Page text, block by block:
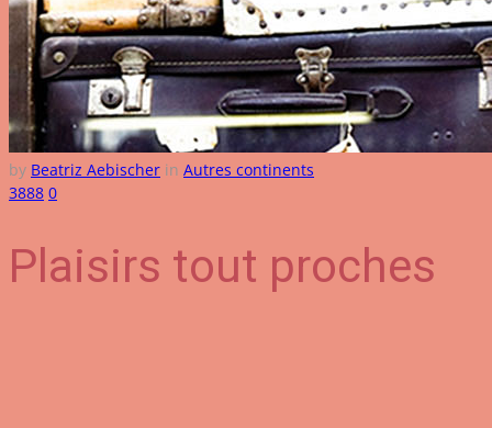
by Beatriz Aebischer in Autres continents
3888 0
Plaisirs tout proches